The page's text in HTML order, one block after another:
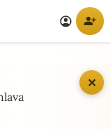
account_circle person_add
✕